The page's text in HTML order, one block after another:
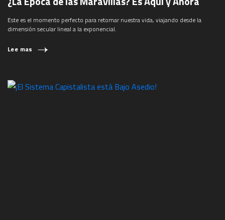
Este es el momento perfecto para retomar nuestra vida, viajando desde la
dimensión secular lineal a la exponencial.
Lee mas ¿QUÉ ESTÁS BUSCANDO?